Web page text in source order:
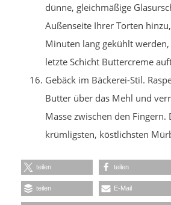
dünne, gleichmäßige
Außenseite Ihrer Torten
Minuten lang gekühlt
letzte Schicht Buttercreme
Gebäck im Bäckerei-Stil.
Butter über das Mehl und
Masse zwischen den Fingern.
krümligsten, köstlichsten
teilen teilen
teilen E-Mail